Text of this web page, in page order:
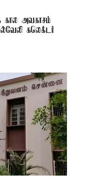
கால அவகாசம்
கலெக்டர்